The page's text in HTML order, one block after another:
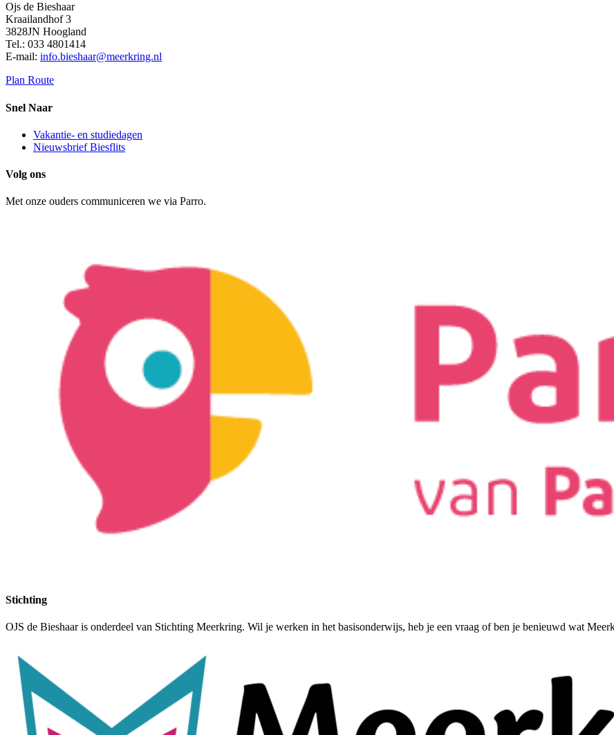
Ojs de Bieshaar
Kraailandhof 3
3828JN Hoogland
Tel.: 033 4801414
E-mail: info.bieshaar@meerkring.nl
Plan Route
Snel Naar
Vakantie- en studiedagen
Nieuwsbrief Biesflits
Volg ons
Met onze ouders communiceren we via Parro.
Stichting
OJS de Bieshaar is onderdeel van Stichting Meerkring. Wil je werken in het basisonderwijs, heb je een vraag of ben je benieuwd wat